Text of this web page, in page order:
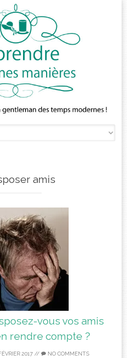
to
amis
vous vos amis
rendre compte ?
2017// NO COMMENTS